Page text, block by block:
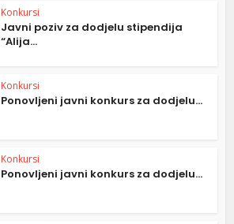
Konkursi
Javni poziv za dodjelu stipendija
“Alija...
Konkursi
Ponovljeni javni konkurs za dodjelu...
Konkursi
Ponovljeni javni konkurs za dodjelu...